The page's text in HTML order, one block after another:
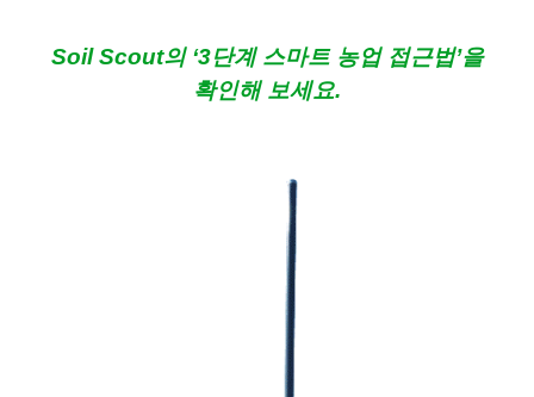
Soil Scout의 ‘3단계 스마트 농업 접근법’을
확인해 보세요.